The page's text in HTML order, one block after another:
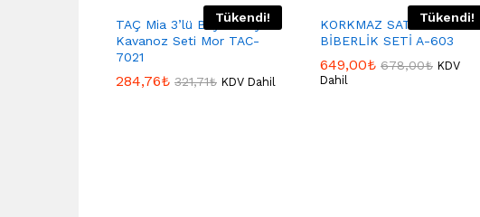
Tükendi!
TAÇ Mia 3’lü Büyük Boy
Kavanoz Seti Mor TAC-
7021
284,76₺ 321,71₺ KDV Dahil
Tükendi!
KORKMAZ SATİNA TUZLUK
BİBERLİK SETİ A-603
649,00₺ 678,00₺ KDV
Dahil